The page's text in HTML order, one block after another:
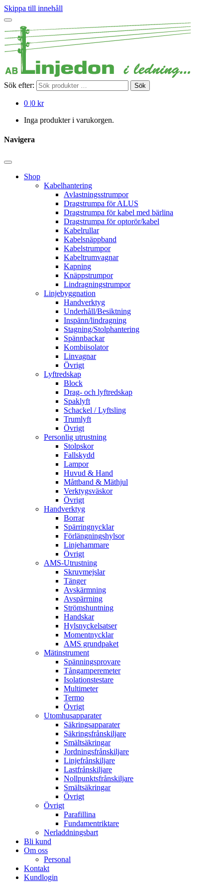
Skippa till innehåll
Sök efter: Sök
0 |0 kr
Inga produkter i varukorgen.
Navigera
Shop
Kabelhantering
Avlastningsstrumpor
Dragstrumpa för ALUS
Dragstrumpa för kabel med bärlina
Dragstrumpa för optorör/kabel
Kabelrullar
Kabelsnäppband
Kabelstrumpor
Kabeltrumvagnar
Kapning
Knäppstrumpor
Lindragningstrumpor
Linjebyggnation
Handverktyg
Underhåll/Besiktning
Inspänn/lindragning
Stagning/Stolphantering
Spännbackar
Kombiisolator
Linvagnar
Övrigt
Lyftredskap
Block
Drag- och lyftredskap
Spaklyft
Schackel / Lyftsling
Trumlyft
Övrigt
Personlig utrustning
Stolpskor
Fallskydd
Lampor
Huvud & Hand
Måttband & Mäthjul
Verktygsväskor
Övrigt
Handverktyg
Borrar
Spärringnycklar
Förlängningshylsor
Linjehammare
Övrigt
AMS-Utrustning
Skruvmejslar
Tänger
Avskärmning
Avspärrning
Strömshuntning
Handskar
Hylsnyckelsatser
Momentnycklar
AMS grundpaket
Mätinstrument
Spänningsprovare
Tångamperemeter
Isolationstestare
Multimeter
Termo
Övrigt
Utomhusapparater
Säkringsapparater
Säkringsfrånskiljare
Smältsäkringar
Jordningsfrånskiljare
Linjefrånskiljare
Lastfrånskiljare
Nollpunktsfrånskiljare
Smältsäkringar
Övrigt
Övrigt
Parafillina
Fundamentriktare
Nerladdningsbart
Bli kund
Om oss
Personal
Kontakt
Kundlogin